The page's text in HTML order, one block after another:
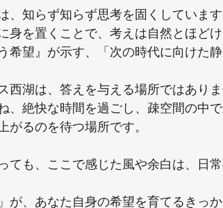
、知らず知らず思考を固くしていま
身を置くことで、考えは自然とほどけ
希望』が示す、「次の時代に向けた
西湖は、答えを与える場所ではありま
、絶快な時間を過ごし、疎空間の中
がるのを待つ場所です。
ても、ここで感じた風や余白は、日
が、あなた自身の希望を育てるきっか